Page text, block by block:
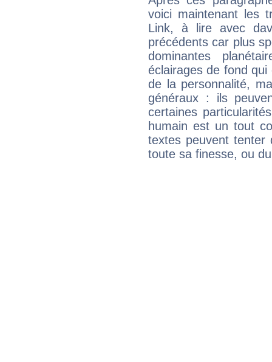
voici maintenant les
Link, à lire avec
précédents car plus
dominantes
éclairages de fond
de la personnalité,
généraux : ils
certaines
humain est un tout
textes peuvent tenter
toute sa finesse, ou